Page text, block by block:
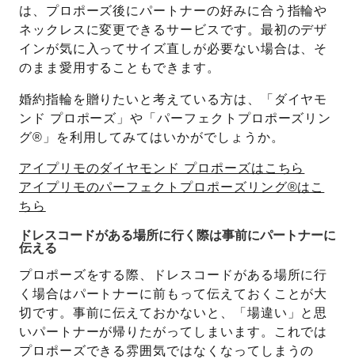
は、プロポーズ後にパートナーの好みに合う指輪や
ネックレスに変更できるサービスです。最初のデザ
インが気に入ってサイズ直しが必要ない場合は、そ
のまま愛用することもできます。
婚約指輪を贈りたいと考えている方は、「ダイヤモ
ンド プロポーズ」や「パーフェクトプロポーズリン
グ®」を利用してみてはいかがでしょうか。
アイプリモのダイヤモンド プロポーズはこちら
アイプリモのパーフェクトプロポーズリング®はこ
ちら
ドレスコードがある場所に行く際は事前にパートナーに
伝える
プロポーズをする際、ドレスコードがある場所に行
く場合はパートナーに前もって伝えておくことが大
切です。事前に伝えておかないと、「場違い」と思
いパートナーが帰りたがってしまいます。これでは
プロポーズできる雰囲気ではなくなってしまうの